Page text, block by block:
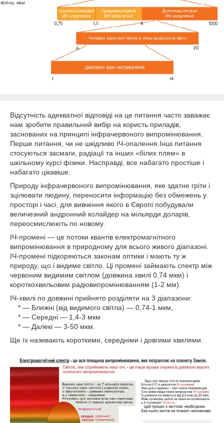
Відсутність адекватної відповіді на це питання часто заважає
нам зробити правильний вибір на користь приладів,
заснованих на принципі інфрачервоного випромінювання.
Перше питання, чи не шкідливо ІЧ-опалення. Інші питання
стосуються засмаги, радіації та інших «білих плям» в
шкільному курсі фізики. Насправді, все набагато простіше і
набагато цікавіше.
Природу інфрачервоного випромінювання, яке здатне гріти і
зцілювати людину, переносити інформацію без обмежень у
просторі і часі, для вивчення якого в Європі побудували
величезний андронний колайдер на мільярди доларів,
переосмислюють по новому.
ІЧ-промені ― це потоки квантів електромагнітного
випромінювання в природному для всього живого діапазоні.
ІЧ-промені підкоряються законам оптики і мають ту ж
природу, що і видиме світло. Ці промені займають спектр між
червоним видимим світлом (довжина хвилі 0,74 мкм) і
короткохвильовим радіовипромінюванням (1-2 мм).
ІЧ-хвилі по довжині прийнято розділяти на 3 діапазони:
* ― Ближні (від видимого світла) ― 0,74-1 мкм,
* ― Середні ― 1,4-3 мкм
* ― Далекі ― 3-50 мкм.
Ще їх називають короткими, середніми і довгими хвилями.